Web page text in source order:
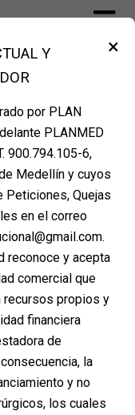
Medellín –
MAS
DE
2024
Medellín
con una
×
Y
por PLAN
PLANMED
900.794.105-6,
Medellín y cuyos
Peticiones, Quejas
en el correo
reconoce y acepta
comercial que
recursos propios y
financiera
de
la
y no
los cuales